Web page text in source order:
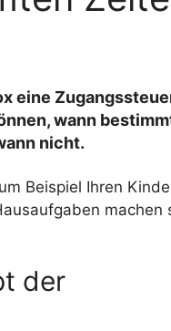
eine
wann
nicht.
Beispiel Ihren
machen
der